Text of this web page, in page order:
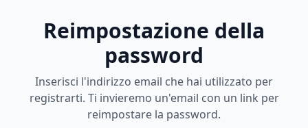
Reimpostazione della
password
Inserisci l'indirizzo email che hai utilizzato per
registrarti. Ti invieremo un'email con un link per
reimpostare la password.